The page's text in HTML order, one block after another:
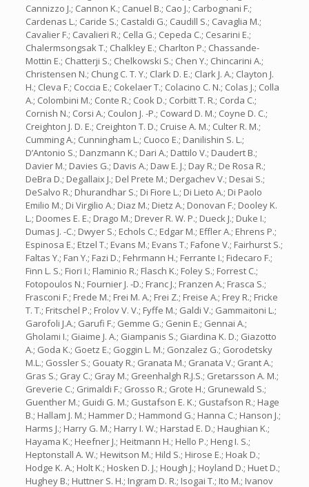
Cannizzo J.; Cannon K.; Canuel B.; Cao J.; Carbognani F.;
Cardenas L.; Caride S.; Castaldi G.; Caudill S.; Cavaglia M.;
Cavalier F.; Cavalieri R.; Cella G.; Cepeda C.; Cesarini E.;
Chalermsongsak T.; Chalkley E.; Charlton P.; Chassande-
Mottin E.; Chatterji S.; Chelkowski S.; Chen Y.; Chincarini A.;
Christensen N.; Chung C. T. Y.; Clark D. E.; Clark J. A.; Clayton J.
H.; Cleva F.; Coccia E.; Cokelaer T.; Colacino C. N.; Colas J.; Colla
A.; Colombini M.; Conte R.; Cook D.; Corbitt T. R.; Corda C.;
Cornish N.; Corsi A.; Coulon J. -P.; Coward D. M.; Coyne D. C.;
Creighton J. D. E.; Creighton T. D.; Cruise A. M.; Culter R. M.;
Cumming A.; Cunningham L.; Cuoco E.; Danilishin S. L.;
D’Antonio S.; Danzmann K.; Dari A.; Dattilo V.; Daudert B.;
Davier M.; Davies G.; Davis A.; Daw E. J.; Day R.; De Rosa R.;
DeBra D.; Degallaix J.; Del Prete M.; Dergachev V.; Desai S.;
DeSalvo R.; Dhurandhar S.; Di Fiore L.; Di Lieto A.; Di Paolo
Emilio M.; Di Virgilio A.; Diaz M.; Dietz A.; Donovan F.; Dooley K.
L.; Doomes E. E.; Drago M.; Drever R. W. P.; Dueck J.; Duke I.;
Dumas J. -C.; Dwyer S.; Echols C.; Edgar M.; Effler A.; Ehrens P.;
Espinosa E.; Etzel T.; Evans M.; Evans T.; Fafone V.; Fairhurst S.;
Faltas Y.; Fan Y.; Fazi D.; Fehrmann H.; Ferrante I.; Fidecaro F.;
Finn L. S.; Fiori I.; Flaminio R.; Flasch K.; Foley S.; Forrest C.;
Fotopoulos N.; Fournier J. -D.; Franc J.; Franzen A.; Frasca S.;
Frasconi F.; Frede M.; Frei M. A.; Frei Z.; Freise A.; Frey R.; Fricke
T. T.; Fritschel P.; Frolov V. V.; Fyffe M.; Galdi V.; Gammaitoni L.;
Garofoli J.A.; Garufi F.; Gemme G.; Genin E.; Gennai A.;
Gholami I.; Giaime J. A.; Giampanis S.; Giardina K. D.; Giazotto
A.; Goda K.; Goetz E.; Goggin L. M.; Gonzalez G.; Gorodetsky
M.L.; Gossler S.; Gouaty R.; Granata M.; Granata V.; Grant A.;
Gras S.; Gray C.; Gray M.; Greenhalgh R.J.S.; Gretarsson A. M.;
Greverie C.; Grimaldi F.; Grosso R.; Grote H.; Grunewald S.;
Guenther M.; Guidi G. M.; Gustafson E. K.; Gustafson R.; Hage
B.; Hallam J. M.; Hammer D.; Hammond G.; Hanna C.; Hanson J.;
Harms J.; Harry G. M.; Harry I. W.; Harstad E. D.; Haughian K.;
Hayama K.; Heefner J.; Heitmann H.; Hello P.; Heng I. S.;
Heptonstall A. W.; Hewitson M.; Hild S.; Hirose E.; Hoak D.;
Hodge K. A.; Holt K.; Hosken D. J.; Hough J.; Hoyland D.; Huet D.;
Hughey B.; Huttner S. H.; Ingram D. R.; Isogai T.; Ito M.; Ivanov